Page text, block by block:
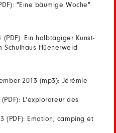
"Eine bäumige Woche"
(PDF): Ein halbtägiger Kunst-
Schulhaus Hüenerweid
2013 (mp3): Jérémie
L'explorateur des
(PDF): Emotion, camping et